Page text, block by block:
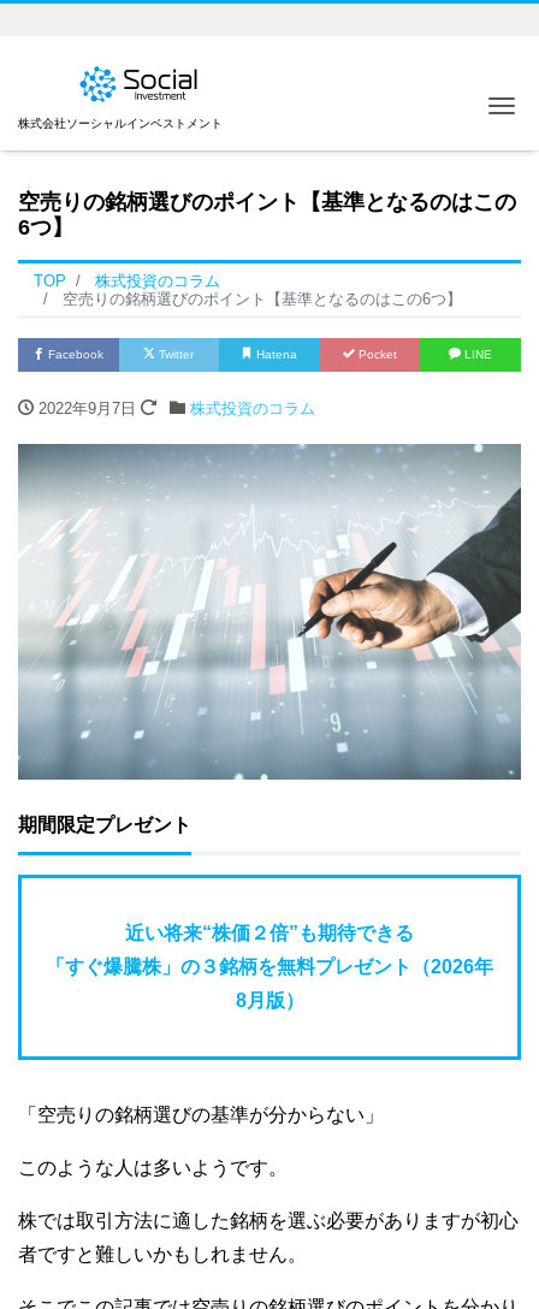
株式会社ソーシャルインベストメント
空売りの銘柄選びのポイント【基準となるのはこの
6つ】
TOP
株式投資のコラム
空売りの銘柄選びのポイント【基準となるのはこの6つ】
Facebook Twitter Hatena Pocket LINE
2022年9月7日 株式投資のコラム
期間限定プレゼント
近い将来“株価２倍”も期待できる
「すぐ爆騰株」の３銘柄を無料プレゼント（2026年
8月版）
「空売りの銘柄選びの基準が分からない」
このような人は多いようです。
株では取引方法に適した銘柄を選ぶ必要がありますが初心
者ですと難しいかもしれません。